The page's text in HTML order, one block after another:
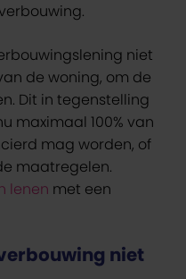
niet
de woning, om de
Dit in tegenstelling
maximaal 100% van
mag worden, of
maatregelen.
lenen met een
niet